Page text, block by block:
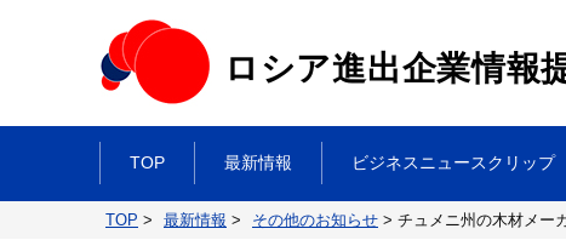
ロシア進出企業情報
TOP 最新情報 ビジネスニュースクリップ
TOP > 最新情報 > その他のお知らせ > チュメニ州の木材メー